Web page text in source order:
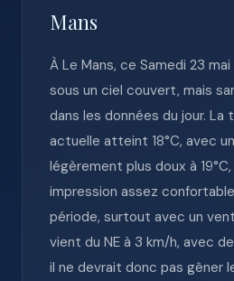
Mans
À Le Mans, ce Samedi 23
sous un ciel couvert, mais
dans les données du jour. La
actuelle atteint 18°C, avec
légèrement plus doux à
impression assez
période, surtout avec un
vient du NE à 3 km/h, avec
il ne devrait donc pas gêner